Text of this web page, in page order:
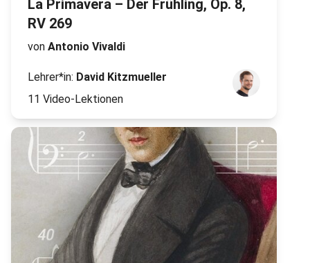
La Primavera – Der Frühling, Op. 8,
RV 269
von Antonio Vivaldi
Lehrer*in: David Kitzmueller
11 Video-Lektionen